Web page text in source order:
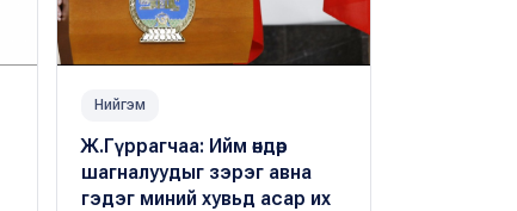
Нийгэм
Ж.Гүррагчаа: Ийм өндөр
шагналуудыг зэрэг авна
гэдэг миний хувьд асар их